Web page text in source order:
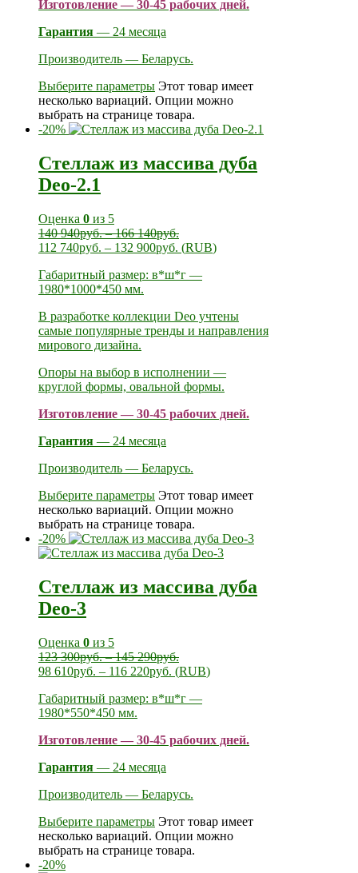
Изготовление — 30-45 рабочих дней.
Гарантия — 24 месяца
Производитель — Беларусь.
Выберите параметры Этот товар имеет
несколько вариаций. Опции можно
выбрать на странице товара.
-20%
Стеллаж из массива дуба
Deo-2.1
Оценка 0 из 5
140 940руб.–166 140руб.
112 740руб. – 132 900руб. (RUB)
Габаритный размер: в*ш*г —
1980*1000*450 мм.
В разработке коллекции Deo учтены
самые популярные тренды и направления
мирового дизайна.
Опоры на выбор в исполнении —
круглой формы, овальной формы.
Изготовление — 30-45 рабочих дней.
Гарантия — 24 месяца
Производитель — Беларусь.
Выберите параметры Этот товар имеет
несколько вариаций. Опции можно
выбрать на странице товара.
-20%
Стеллаж из массива дуба
Deo-3
Оценка 0 из 5
123 300руб.–145 290руб.
98 610руб. – 116 220руб. (RUB)
Габаритный размер: в*ш*г —
1980*550*450 мм.
Изготовление — 30-45 рабочих дней.
Гарантия — 24 месяца
Производитель — Беларусь.
Выберите параметры Этот товар имеет
несколько вариаций. Опции можно
выбрать на странице товара.
-20%